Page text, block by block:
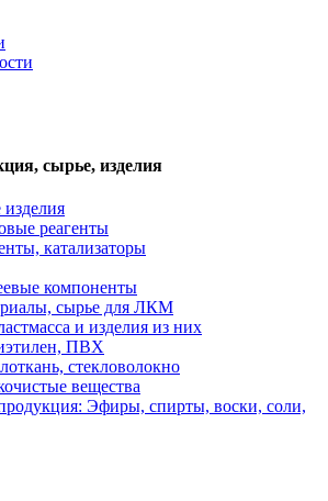
сырье, изделия
изделия
реагенты
катализаторы
компоненты
сырье для ЛКМ
и изделия из них
ПВХ
стекловолокно
вещества
Эфиры, спирты, воски, соли,